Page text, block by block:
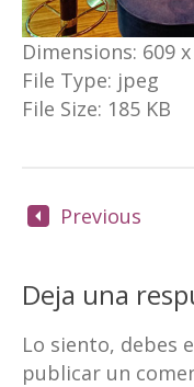
Dimensions: 609
File Type: jpeg
File Size: 185 KB
Previous
Deja una
Lo siento, debes
publicar un